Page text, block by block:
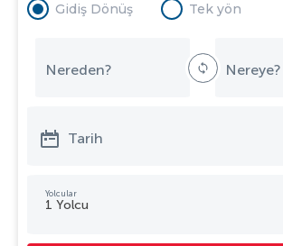
Gidiş Dönüş Tek yön